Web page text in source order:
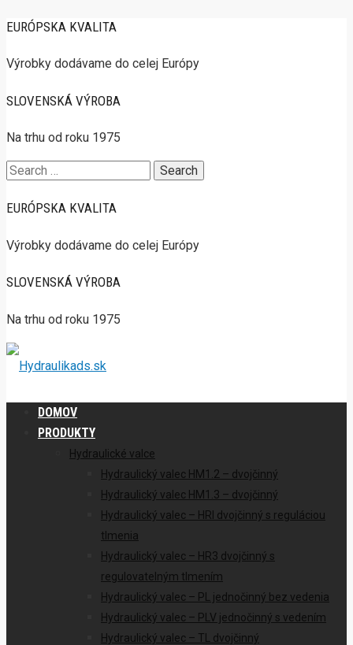
EURÓPSKA KVALITA
Výrobky dodávame do celej Európy
SLOVENSKÁ VÝROBA
Na trhu od roku 1975
Search
EURÓPSKA KVALITA
Výrobky dodávame do celej Európy
SLOVENSKÁ VÝROBA
Na trhu od roku 1975
DOMOV
PRODUKTY
Hydraulické valce
Hydraulický valec HM1.2 – dvojčinný
Hydraulický valec HM1.3 – dvojčinný
Hydraulický valec – HRI dvojčinný s reguláciou
tlmenia
Hydraulický valec – HR3 dvojčinný s
regulovatelným tlmením
Hydraulický valec – PL jednočinný bez vedenia
Hydraulický valec – PLV jednočinný s vedením
Hydraulický valec – TL dvojčinný